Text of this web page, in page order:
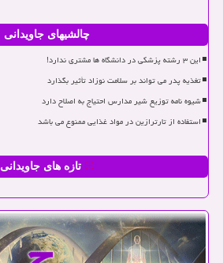
چالشیهای جاویدانی
این ۳ رشته پزشکی در دانشگاه ها مشتری ندارد!
تغذیه پدر می تواند بر سلامت نوزاد تأثیر بگذارد
شیوه نامه توزیع شیر مدارس احتیاج به اصلاح دارد
استفاده از تارترازین در مواد غذایی ممنوع می باشد
تازه های جاویدانی